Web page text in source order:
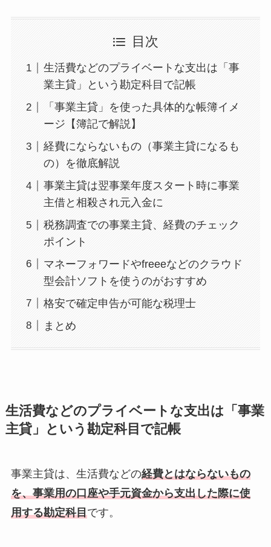
目次
生活費などのプライベートな支出は「事
業主貸」という勘定科目で記帳
「事業主貸」を使った具体的な帳簿イメ
ージ【簿記で解説】
経費にならないもの（事業主貸になるも
の）を徹底解説
事業主貸は翌事業年度スタート時に事業
主借と相殺され元入金に
税務調査での事業主貸、経費のチェック
ポイント
マネーフォワードやfreeeなどのクラウド
型会計ソフトを使うのがおすすめ
格安で確定申告が可能な税理士
まとめ
生活費などのプライベートな支出は「事業
主貸」という勘定科目で記帳
事業主貸は、生活費などの経費とはならないもの
を、事業用の口座や手元資金から支出した際に使
用する勘定科目です。